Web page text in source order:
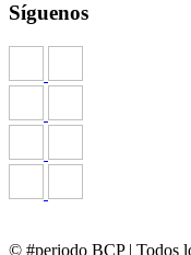
Síguenos
© #periodo BCP | Todos